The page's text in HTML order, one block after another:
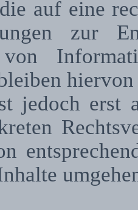
auf eine
zur
jedoch erst